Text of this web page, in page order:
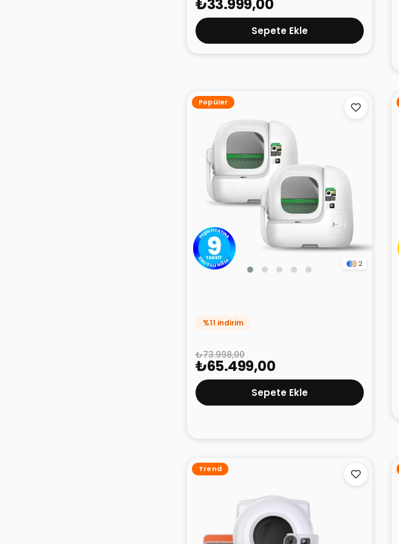
₺33.999,00
Sepete Ekle
2
%11 indirim
₺65.499,00
₺73.998,00
Sepete Ekle
Popüler
Trend